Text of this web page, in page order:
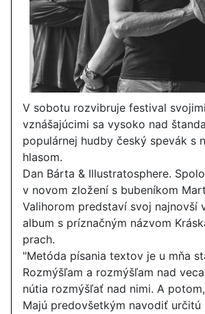
V sobotu rozvibruje festival
vznášajúcimi sa vysoko nad
populárnej hudby český spevák s
hlasom.
Dan Bárta & Illustratosphere.
v novom zložení s bubeníkom
Valihorom predstaví svoj najnovší
album s príznačným názvom
prach.
"Metóda písania textov je u mňa
Rozmýšľam a rozmýšľam nad
nútia rozmýšľať nad nimi. A
Majú predovšetkým navodiť určitú